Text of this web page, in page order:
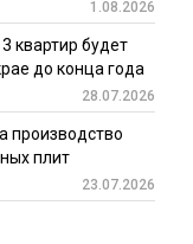
1.08.2026
квартир будет
до конца года
28.07.2026
производство
плит
23.07.2026